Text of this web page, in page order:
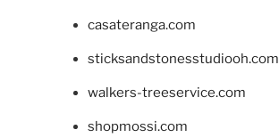
casateranga.com
sticksandstonesstudiooh.com
walkers-treeservice.com
shopmossi.com